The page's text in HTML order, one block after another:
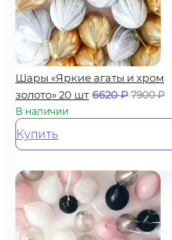
Шары «Яркие агаты и хром
золото» 20 шт 6620₽ 7900₽
В наличии
Купить